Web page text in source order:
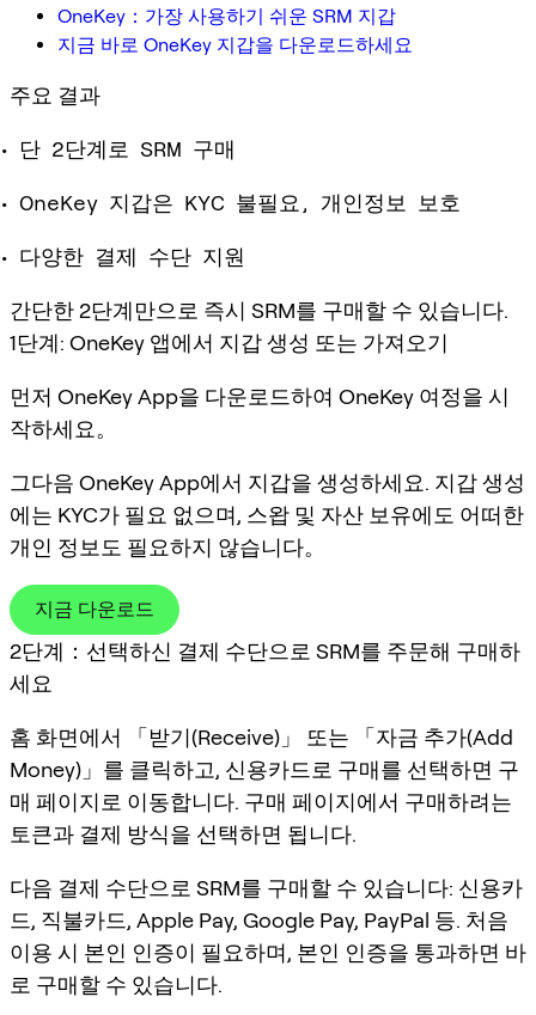
OneKey：가장 사용하기 쉬운 SRM 지갑
지금 바로 OneKey 지갑을 다운로드하세요
주요 결과
단 2단계로 SRM 구매
OneKey 지갑은 KYC 불필요, 개인정보 보호
다양한 결제 수단 지원
간단한 2단계만으로 즉시 SRM를 구매할 수 있습니다.
1단계: OneKey 앱에서 지갑 생성 또는 가져오기
먼저 OneKey App을 다운로드하여 OneKey 여정을 시
작하세요。
그다음 OneKey App에서 지갑을 생성하세요. 지갑 생성
에는 KYC가 필요 없으며, 스왑 및 자산 보유에도 어떠한
개인 정보도 필요하지 않습니다。
지금 다운로드
2단계：선택하신 결제 수단으로 SRM를 주문해 구매하
세요
홈 화면에서 「받기(Receive)」 또는 「자금 추가(Add
Money)」를 클릭하고, 신용카드로 구매를 선택하면 구
매 페이지로 이동합니다. 구매 페이지에서 구매하려는
토큰과 결제 방식을 선택하면 됩니다.
다음 결제 수단으로 SRM를 구매할 수 있습니다: 신용카
드, 직불카드, Apple Pay, Google Pay, PayPal 등. 처음
이용 시 본인 인증이 필요하며, 본인 인증을 통과하면 바
로 구매할 수 있습니다.